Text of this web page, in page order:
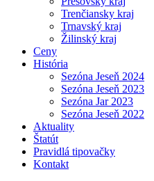
Trenčiansky kraj
Trnavský kraj
Žilinský kraj
Ceny
História
Sezóna Jeseň 2024
Sezóna Jeseň 2023
Sezóna Jar 2023
Sezóna Jeseň 2022
Aktuality
Štatút
Pravidlá tipovačky
Kontakt